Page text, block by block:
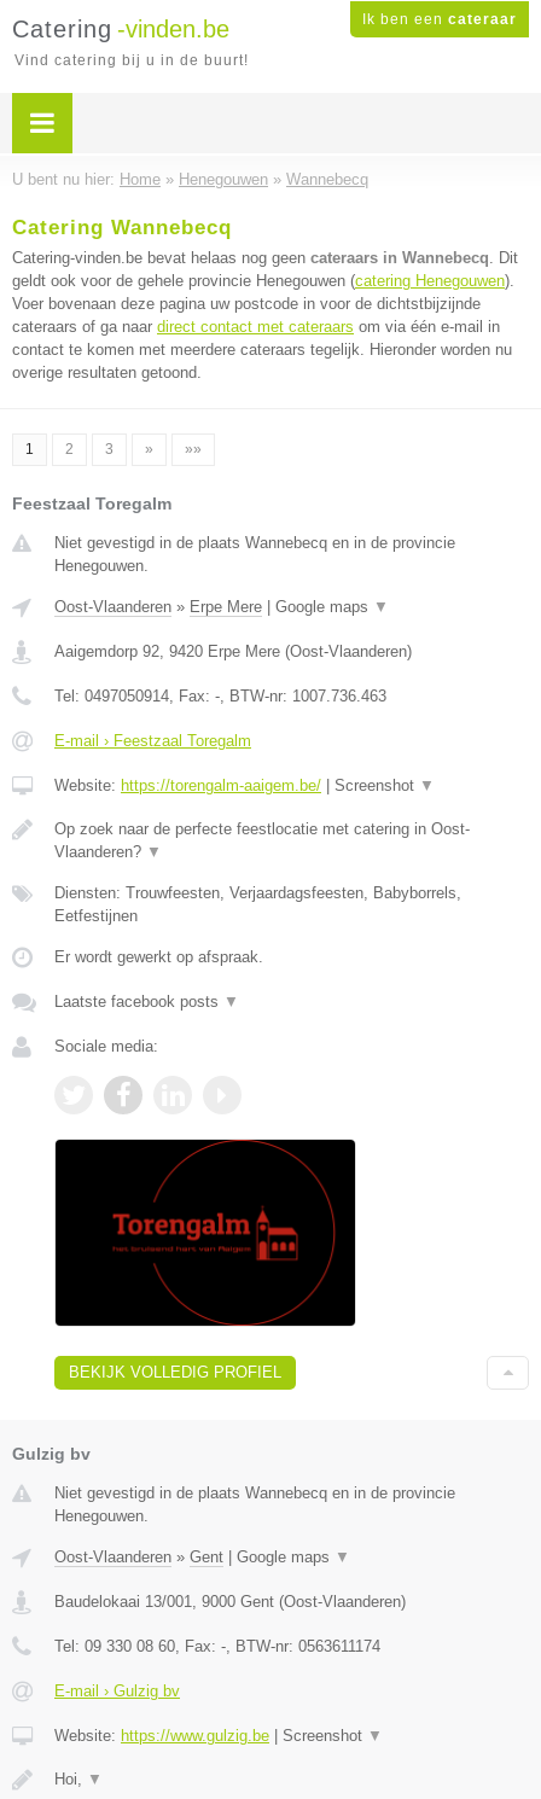
Ik ben een cateraar
Catering -vinden.be
Vind catering bij u in de buurt!
U bent nu hier: Home » Henegouwen » Wannebecq
Catering Wannebecq
Catering-vinden.be bevat helaas nog geen cateraars in Wannebecq. Dit
geldt ook voor de gehele provincie Henegouwen (catering Henegouwen).
Voer bovenaan deze pagina uw postcode in voor de dichtstbijzijnde
cateraars of ga naar direct contact met cateraars om via één e-mail in
contact te komen met meerdere cateraars tegelijk. Hieronder worden nu
overige resultaten getoond.
1 2 3 » »»
Feestzaal Toregalm
Niet gevestigd in de plaats Wannebecq en in de provincie
Henegouwen.
Oost-Vlaanderen » Erpe Mere Google maps ▼
Aaigemdorp 92, 9420 Erpe Mere (Oost-Vlaanderen)
Tel: 0497050914, Fax: -, BTW-nr: 1007.736.463
E-mail › Feestzaal Toregalm
Website: https://torengalm-aaigem.be/ Screenshot ▼
Op zoek naar de perfecte feestlocatie met catering in Oost-
Vlaanderen? ▼
Diensten: Trouwfeesten, Verjaardagsfeesten, Babyborrels,
Eetfestijnen
Er wordt gewerkt op afspraak.
Laatste facebook posts ▼
Sociale media:
BEKIJK VOLLEDIG PROFIEL
Gulzig bv
Niet gevestigd in de plaats Wannebecq en in de provincie
Henegouwen.
Oost-Vlaanderen » Gent Google maps ▼
Baudelokaai 13/001 9000 Gent (Oost-Vlaanderen)
Tel: 09 330 08 60 , Fax: - , BTW-nr: 0563611174
E-mail › Gulzig bv
Website: https://www.gulzig.be Screenshot ▼
Hoi, ▼